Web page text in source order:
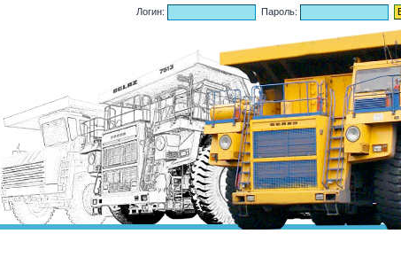
Логин: Пароль: